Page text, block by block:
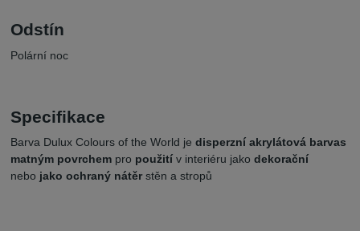
Odstín
Polární noc
Specifikace
Barva Dulux Colours of the World jedisperzní akrylátová barvas
matným povrchem pro použitív interiéru jakodekorační
nebo jako ochraný nátěrstěn a stropů